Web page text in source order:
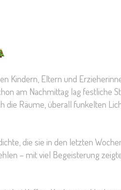
Kindern, Eltern und
am Nachmittag lag festliche
die Räume, überall funkelten
die sie in den letzten
– mit viel Begeisterung